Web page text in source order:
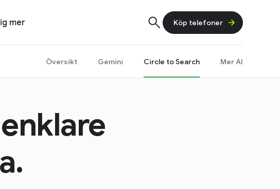
mer Köp telefoner
Översikt Gemini Circle to Search Mer AI